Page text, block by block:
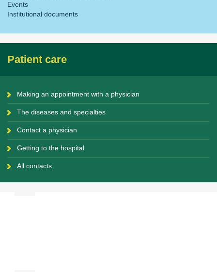
Events
Institutional documents
Patient care
Making an appointment with a physician
The diseases and specialties
Contact a physician
Getting to the hospital
All contacts